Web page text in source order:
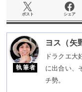
ポスト シェア
執筆者
ヨス（矢
ドラクエ大
に出合い、
チ勢。